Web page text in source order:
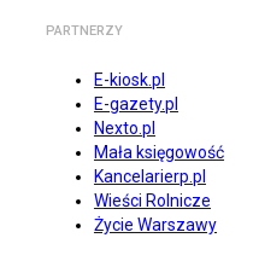
PARTNERZY
E-kiosk.pl
E-gazety.pl
Nexto.pl
Mała księgowość
Kancelarierp.pl
Wieści Rolnicze
Życie Warszawy